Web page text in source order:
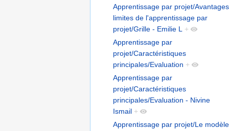
Apprentissage par projet/
limites de l'apprentissage par
projet/Grille - Emilie L +
Apprentissage par
projet/Caractéristiques
principales/Evaluation +
Apprentissage par
projet/Caractéristiques
principales/Evaluation - Nivine
Ismail +
Apprentissage par projet/Le